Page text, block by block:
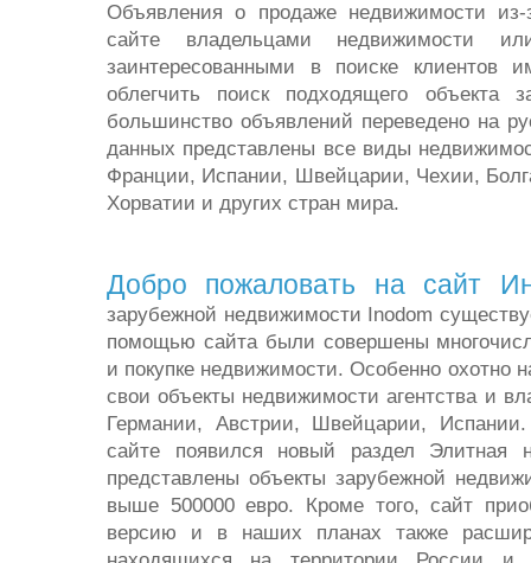
Объявления о продаже недвижимости
сайте владельцами недвижимости
заинтересованными в поиске клиентов
облегчить поиск подходящего объекта
большинство объявлений переведено на
данных представлены все виды
Франции, Испании, Швейцарии, Чехии,
Хорватии и других стран мира.
Добро пожаловать на сайт
зарубежной недвижимости Inodom
помощью сайта были совершены
и покупке недвижимости. Особенно охотно
свои объекты недвижимости агентства и
Германии, Австрии, Швейцарии,
сайте появился новый раздел Элитная
представлены объекты зарубежной
выше 500000 евро. Кроме того, сайт
версию и в наших планах также